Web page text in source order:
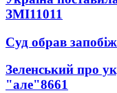
ЗМІ11011
Суд обрав
Зеленський про
"але"8661